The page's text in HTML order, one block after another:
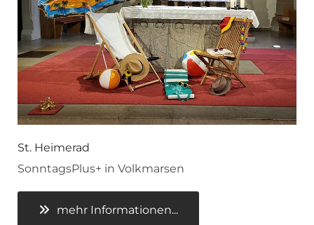
St. Heimerad
SonntagsPlus+ in Volkmarsen
mehr Informationen...